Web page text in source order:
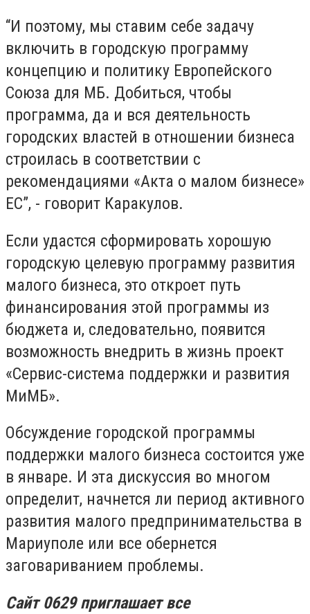
“И поэтому, мы ставим себе задачу
включить в городскую программу
концепцию и политику Европейского
Союза для МБ. Добиться, чтобы
программа, да и вся деятельность
городских властей в отношении бизнеса
строилась в соответствии с
рекомендациями «Акта о малом бизнесе»
ЕС”, - говорит Каракулов.
Если удастся сформировать хорошую
городскую целевую программу развития
малого бизнеса, это откроет путь
финансирования этой программы из
бюджета и, следовательно, появится
возможность внедрить в жизнь проект
«Сервис-система поддержки и развития
МиМБ».
Обсуждение городской программы
поддержки малого бизнеса состоится уже
в январе. И эта дискуссия во многом
определит, начнется ли период активного
развития малого предпринимательства в
Мариуполе или все обернется
заговариванием проблемы.
Сайт 0629 приглашает все